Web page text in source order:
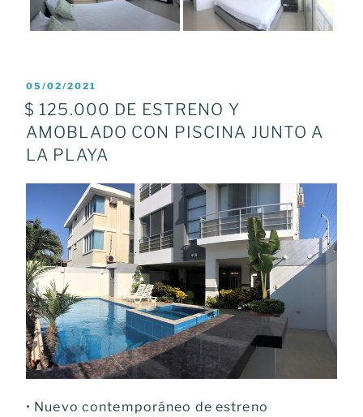
POSTED
ON
05/02/2021
$ 125.000 DE ESTRENO Y
AMOBLADO CON PISCINA JUNTO A
LA PLAYA
• Nuevo contemporáneo de estreno